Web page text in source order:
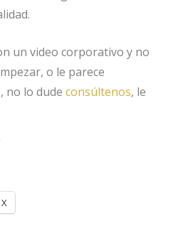
un video corporativo y no
o le parece
no lo dude consúltenos, le
X